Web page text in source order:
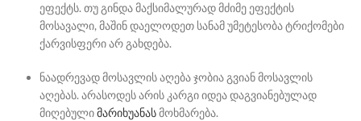
ეფექტს. თუ გინდა მაქსიმალურად მძიმე ეფექტის
მოსავალი, მაშინ დაელოდეთ სანამ უმეტესობა ტრიქომები
ქარვისფერი არ გახდება.
ნაადრევად მოსავლის აღება ჯობია გვიან მოსავლის
აღებას. არასოდეს არის კარგი იდეა დაგვიანებულად
მიღებულიმარიხუანასმოხმარება.